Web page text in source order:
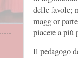
delle favole;
maggior
piacere a più
Il pedagogo